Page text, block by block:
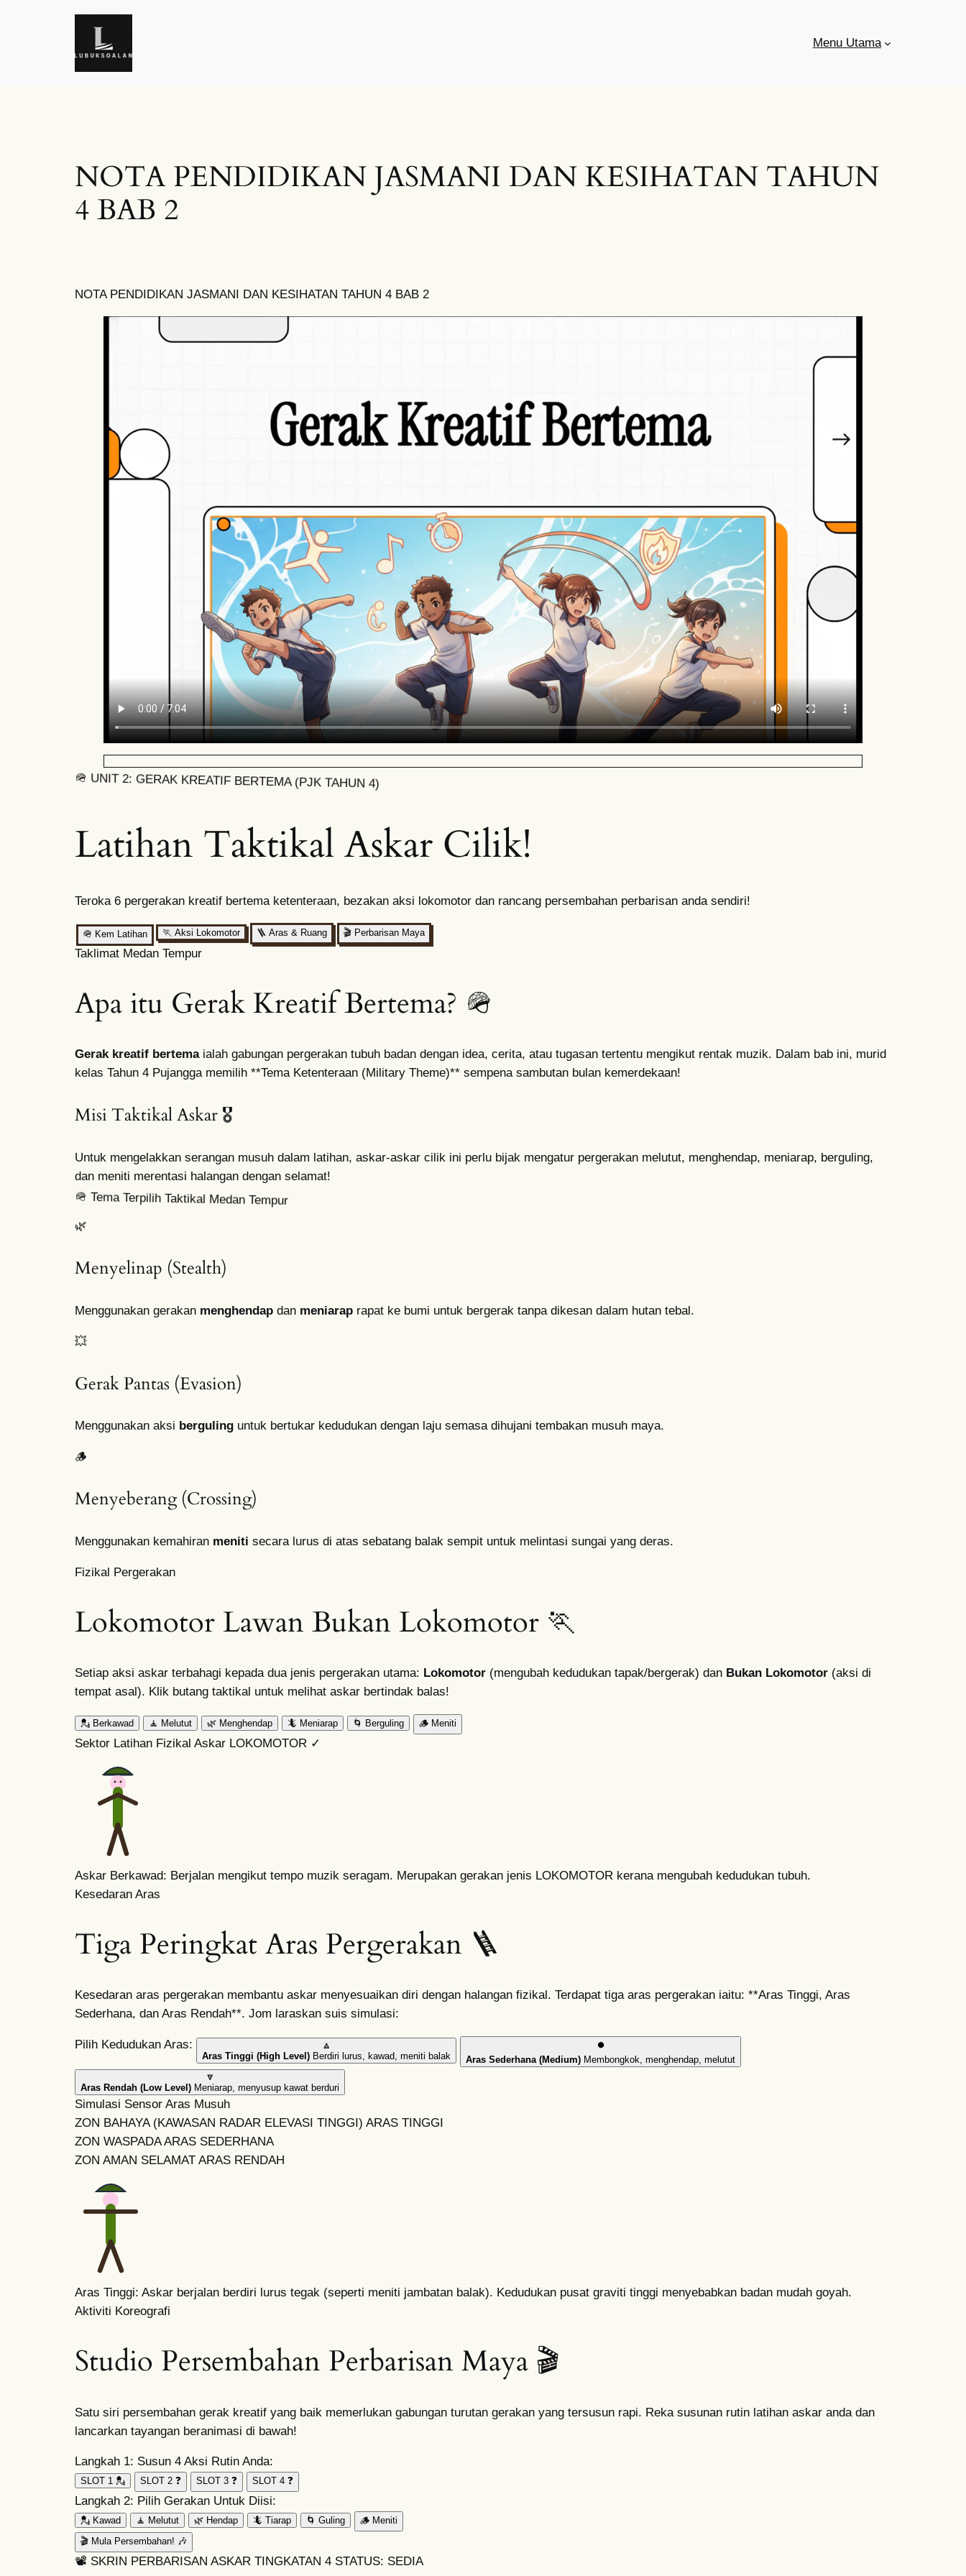
Menu Utama
NOTA PENDIDIKAN JASMANI DAN KESIHATAN TAHUN
4 BAB 2
NOTA PENDIDIKAN JASMANI DAN KESIHATAN TAHUN 4 BAB 2
🪖 UNIT 2: GERAK KREATIF BERTEMA (PJK TAHUN 4)
Latihan Taktikal Askar Cilik!
Teroka 6 pergerakan kreatif bertema ketenteraan, bezakan aksi lokomotor dan rancang persembahan perbarisan anda sendiri!
🪖 Kem Latihan 🏃 Aksi Lokomotor 🪜 Aras & Ruang 🎬 Perbarisan Maya
Taklimat Medan Tempur
Apa itu Gerak Kreatif Bertema? 🪖
Gerak kreatif bertemaialah gabungan pergerakan tubuh badan dengan idea, cerita, atau tugasan tertentu mengikut rentak muzik. Dalam bab ini, murid
kelas Tahun 4 Pujangga memilih **Tema Ketenteraan (Military Theme)** sempena sambutan bulan kemerdekaan!
Misi Taktikal Askar 🎖️
Untuk mengelakkan serangan musuh dalam latihan, askar-askar cilik ini perlu bijak mengatur pergerakan melutut, menghendap, meniarap, berguling,
dan meniti merentasi halangan dengan selamat!
🪖 Tema Terpilih Taktikal Medan Tempur
🌿
Menyelinap (Stealth)
Menggunakan gerakan menghendap dan meniarap rapat ke bumi untuk bergerak tanpa dikesan dalam hutan tebal.
💥
Gerak Pantas (Evasion)
Menggunakan aksi berguling untuk bertukar kedudukan dengan laju semasa dihujani tembakan musuh maya.
🪵
Menyeberang (Crossing)
Menggunakan kemahiran meniti secara lurus di atas sebatang balak sempit untuk melintasi sungai yang deras.
Fizikal Pergerakan
Lokomotor Lawan Bukan Lokomotor 🏃
Setiap aksi askar terbahagi kepada dua jenis pergerakan utama: Lokomotor (mengubah kedudukan tapak/bergerak) dan Bukan Lokomotor (aksi di
tempat asal). Klik butang taktikal untuk melihat askar bertindak balas!
💂 Berkawad 🧘 Melutut 🌿 Menghendap 🦎 Meniarap 🌀 Berguling 🪵 Meniti
Sektor Latihan Fizikal Askar LOKOMOTOR ✓
Askar Berkawad: Berjalan mengikut tempo muzik seragam. Merupakan gerakan jenis LOKOMOTOR kerana mengubah kedudukan tubuh.
Kesedaran Aras
Tiga Peringkat Aras Pergerakan 🪜
Kesedaran aras pergerakan membantu askar menyesuaikan diri dengan halangan fizikal. Terdapat tiga aras pergerakan iaitu: **Aras Tinggi, Aras
Sederhana, dan Aras Rendah**. Jom laraskan suis simulasi:
Pilih Kedudukan Aras:
🔼
Aras Tinggi (High Level) Berdiri lurus, kawad, meniti balak
⏺️
Aras Sederhana (Medium) Membongkok, menghendap, melutut
🔽
Aras Rendah (Low Level) Meniarap, menyusup kawat berduri
Simulasi Sensor Aras Musuh
ZON BAHAYA (KAWASAN RADAR ELEVASI TINGGI) ARAS TINGGI
ZON WASPADA ARAS SEDERHANA
ZON AMAN SELAMAT ARAS RENDAH
Aras Tinggi: Askar berjalan berdiri lurus tegak (seperti meniti jambatan balak). Kedudukan pusat graviti tinggi menyebabkan badan mudah goyah.
Aktiviti Koreografi
Studio Persembahan Perbarisan Maya 🎬
Satu siri persembahan gerak kreatif yang baik memerlukan gabungan turutan gerakan yang tersusun rapi. Reka susunan rutin latihan askar anda dan
lancarkan tayangan beranimasi di bawah!
Langkah 1: Susun 4 Aksi Rutin Anda:
SLOT 1 💂 SLOT 2 ❓ SLOT 3 ❓ SLOT 4 ❓
Langkah 2: Pilih Gerakan Untuk Diisi:
💂 Kawad 🧘 Melutut 🌿 Hendap 🦎 Tiarap 🌀 Guling
🪵 Meniti
🎬 Mula Persembahan! 🎶
📽️ SKRIN PERBARISAN ASKAR TINGKATAN 4 STATUS: SEDIA